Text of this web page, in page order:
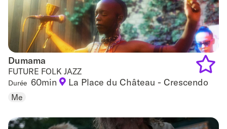
Dumama
Dumama
FUTURE FOLK JAZZ
Durée 60min La Place du Château - Crescendo
Me
Add